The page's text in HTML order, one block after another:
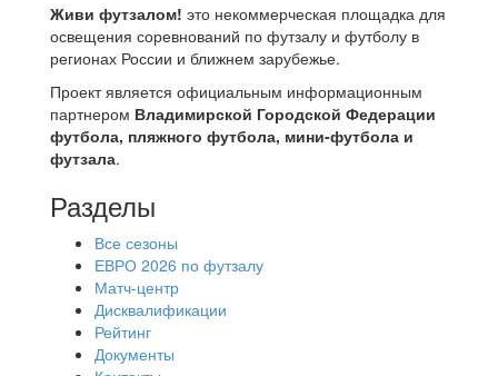
Живи футзалом! это некоммерческая площадка для
освещения соревнований по футзалу и футболу в
регионах России и ближнем зарубежье.
Проект является официальным информационным
партнером Владимирской Городской Федерации
футбола, пляжного футбола, мини-футбола и
футзала.
Разделы
Все сезоны
ЕВРО 2026 по футзалу
Матч-центр
Дисквалификации
Рейтинг
Документы